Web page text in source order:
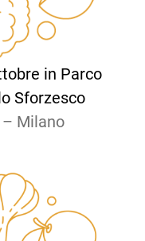
in Parco
Sforzesco
– Milano